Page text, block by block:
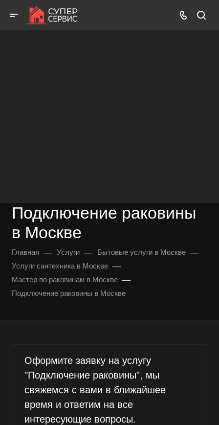
Подключение раковины
в Москве
Главная — Услуги — Бытовые услуги в Москве —
Услуги сантехника в Москве —
Мастер по раковинам в Москве —
Подключение раковины в Москве
Оформите заявку на услугу
"Подключение раковины", мы
свяжемся с вами в ближайшее
время и ответим на все
интересующие вопросы.